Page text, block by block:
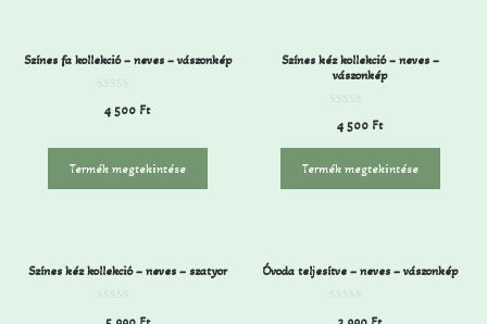
Színes fa kollekció – neves – vászonkép
ő
l
4 500 Ft
Termék megtekintése
Színes kéz kollekció – neves –
vászonkép
5
b
l
4 500 Ft
Termék megtekintése
Színes kéz kollekció – neves – szatyor Óvoda teljesítve – neves – vászonkép